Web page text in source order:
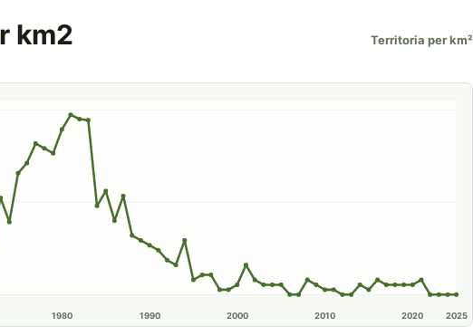
km2 Territoria per km²
1980 1990 2000 2010 2020 2025